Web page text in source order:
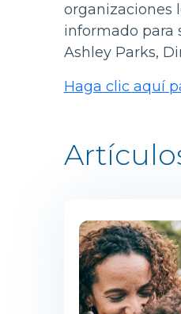
organizaciones
informado para
Ashley Parks,
Haga clic aquí